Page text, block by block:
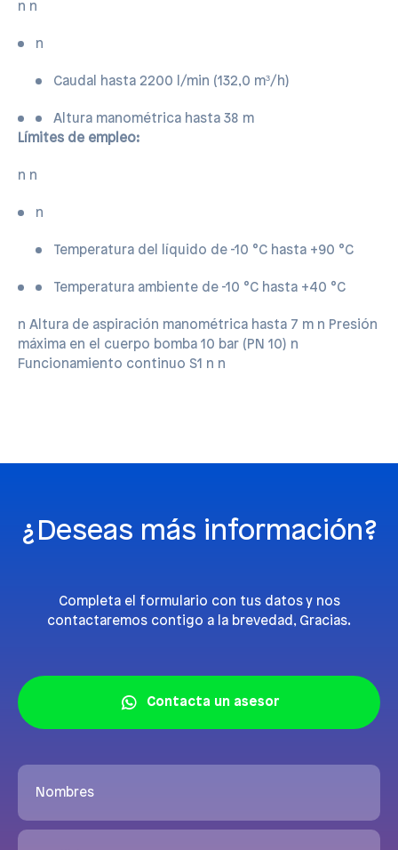
n n
n
Caudal hasta 2200 l/min (132,0 m³/h)
Altura manométrica hasta 38 m
Límites de empleo:
n n
n
Temperatura del líquido de -10 °C hasta +90 °C
Temperatura ambiente de -10 °C hasta +40 °C
n  Altura de aspiración manométrica hasta 7 m n Presión
máxima en el cuerpo bomba 10 bar (PN 10) n
Funcionamiento continuo S1 n n
¿Deseas más información?
Completa el formulario con tus datos y nos
contactaremos contigo a la brevedad, Gracias.
Contacta un asesor
Nombres